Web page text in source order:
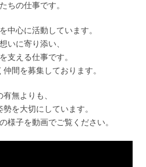
ちの仕事です。
中心に活動しています。
いに寄り添い、
支える仕事です。
間を募集しております。
有無よりも、
を大切にしています。
様子を動画でご覧ください。